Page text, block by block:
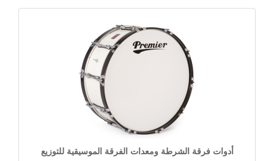
أدوات فرقة الشرطة ومعدات الفرقة الموسيقية للتوزيع